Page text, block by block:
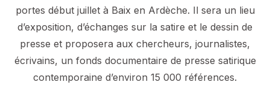
portes début juillet à Baix en Ardèche. Il sera un lieu
d’exposition, d’échanges sur la satire et le dessin de
presse et proposera aux chercheurs, journalistes,
écrivains, un fonds documentaire de presse satirique
contemporaine d’environ 15 000 références.